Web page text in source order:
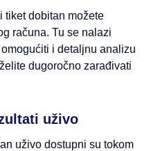
tiket dobitan možete
računa. Tu se nalazi
i detaljnu analizu
dugoročno zarađivati
uživo
uživo dostupni su tokom